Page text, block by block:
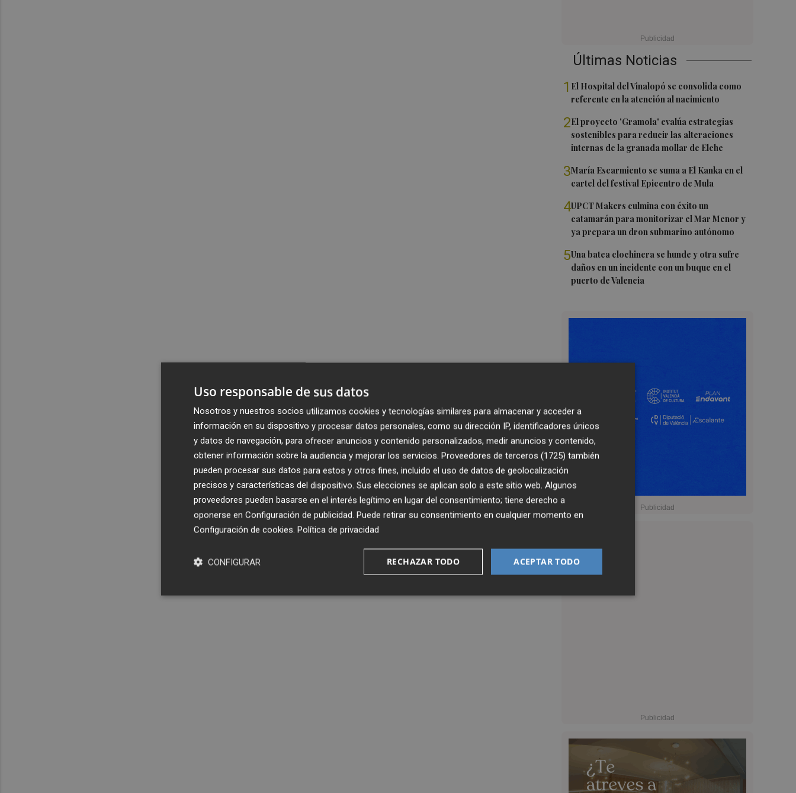
Últimas Noticias
1 El Hospital del Vinalopó se consolida como
referente en la atención al nacimiento
2El proyecto 'Gramola' evalúa estrategias
sostenibles para reducir las alteraciones
internas de la granada mollar de Elche
3María Escarmiento se suma a El Kanka en el
cartel del festival Epicentro de Mula
4UPCT Makers culmina con éxito un
catamarán para monitorizar el Mar Menor y
ya prepara un dron submarino autónomo
5Una batea clochinera se hunde y otra sufre
daños en un incidente con un buque en el
puerto de Valencia
Uso responsable de sus datos
Nosotros y nuestros socios utilizamos cookies y tecnologías similares para almacenar y acceder a
información en su dispositivo y procesar datos personales, como su dirección IP, identificadores únicos
y datos de navegación, para ofrecer anuncios y contenido personalizados, medir anuncios y contenido,
obtener información sobre la audiencia y mejorar los servicios. Proveedores de terceros (1725) también
pueden procesar sus datos para estos y otros fines, incluido el uso de datos de geolocalización
precisos y características del dispositivo. Sus elecciones se aplican solo a este sitio web. Algunos
proveedores pueden basarse en el interés legítimo en lugar del consentimiento; tiene derecho a
oponerse en Configuración de publicidad. Puede retirar su consentimiento en cualquier momento en
Configuración de cookies. Política de privacidad
ACEPTAR TODO
RECHAZAR TODO
CONFIGURAR